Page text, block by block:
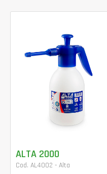
ALTA 2000
Cod. AL4002 - Alta